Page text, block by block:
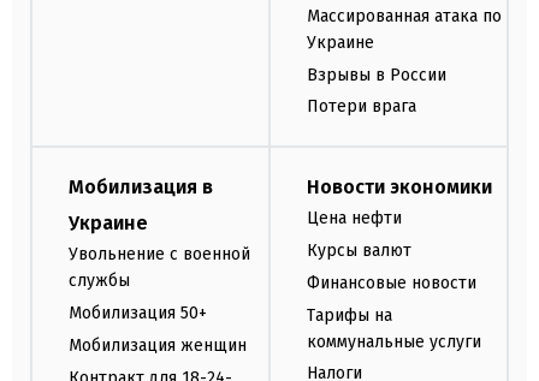
Массированная атака по
Украине
Взрывы в России
Потери врага
Мобилизация в
Украине
Увольнение с военной
службы
Мобилизация 50+
Мобилизация женщин
Новости экономики
Цена нефти
Курсы валют
Финансовые новости
Тарифы на
коммунальные услуги
Налоги